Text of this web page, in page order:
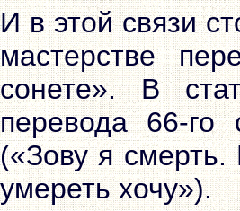
И в этой связи
мастерстве
сонете». В
перевода 66-
(«Зову я
умереть хочу»).